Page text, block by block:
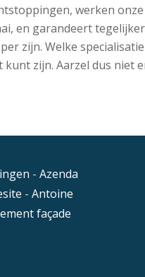
werken
en garandeert
zijn. Welke
zijn. Aarzel dus niet
- Azenda
- Antoine
façade